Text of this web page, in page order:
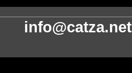
info@catza.net